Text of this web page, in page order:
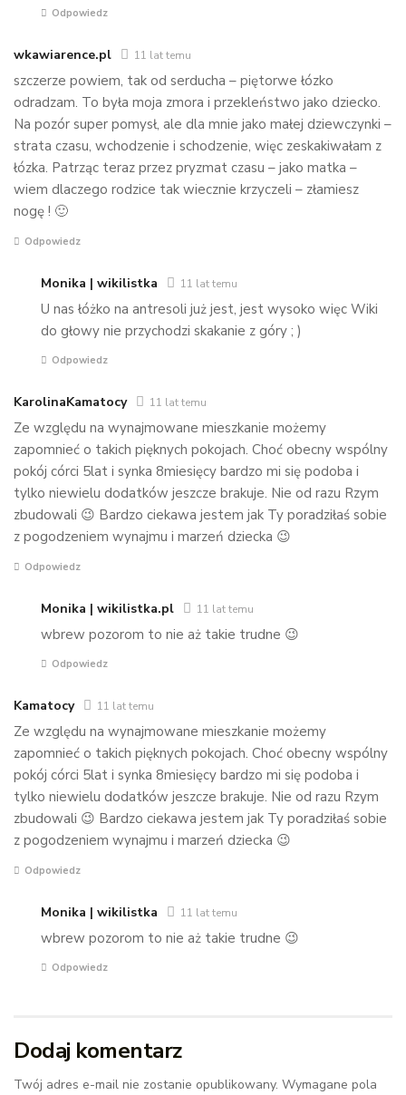
Odpowiedz
wkawiarence.pl 11 lat temu
szczerze powiem, tak od serducha – piętorwe łózko
odradzam. To była moja zmora i przekleństwo jako dziecko.
Na pozór super pomysł, ale dla mnie jako małej dziewczynki –
strata czasu, wchodzenie i schodzenie, więc zeskakiwałam z
łózka. Patrząc teraz przez pryzmat czasu – jako matka –
wiem dlaczego rodzice tak wiecznie krzyczeli – złamiesz
nogę ! 🙂
Odpowiedz
Monika | wikilistka 11 lat temu
U nas łóżko na antresoli już jest, jest wysoko więc Wiki
do głowy nie przychodzi skakanie z góry ; )
Odpowiedz
KarolinaKamatocy 11 lat temu
Ze względu na wynajmowane mieszkanie możemy
zapomnieć o takich pięknych pokojach. Choć obecny wspólny
pokój córci 5lat i synka 8miesięcy bardzo mi się podoba i
tylko niewielu dodatków jeszcze brakuje. Nie od razu Rzym
zbudowali 😉 Bardzo ciekawa jestem jak Ty poradziłaś sobie
z pogodzeniem wynajmu i marzeń dziecka 😉
Odpowiedz
Monika | wikilistka.pl 11 lat temu
wbrew pozorom to nie aż takie trudne 😉
Odpowiedz
Kamatocy 11 lat temu
Ze względu na wynajmowane mieszkanie możemy
zapomnieć o takich pięknych pokojach. Choć obecny wspólny
pokój córci 5lat i synka 8miesięcy bardzo mi się podoba i
tylko niewielu dodatków jeszcze brakuje. Nie od razu Rzym
zbudowali 😉 Bardzo ciekawa jestem jak Ty poradziłaś sobie
z pogodzeniem wynajmu i marzeń dziecka 😉
Odpowiedz
Monika | wikilistka 11 lat temu
wbrew pozorom to nie aż takie trudne 😉
Odpowiedz
Dodaj komentarz
Twój adres e-mail nie zostanie opublikowany. Wymagane pola